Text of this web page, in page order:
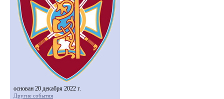
основан 20 декабря 2022 г.
Другие события